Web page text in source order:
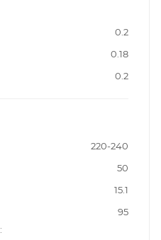
0.2
0.18
0.2
220-240
50
15.1
95